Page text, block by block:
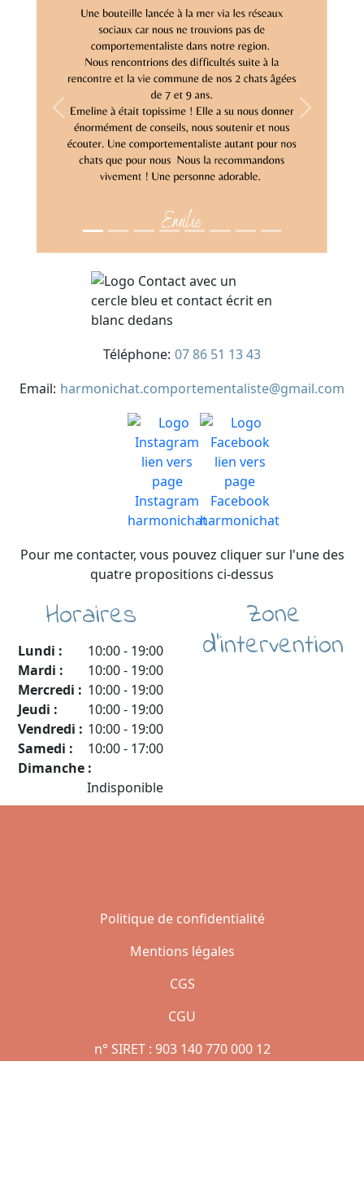
Previous Next
Horaires
Lundi : 10:00- 19:00
Mardi :
10:00- 19:00
Mercredi : 10:00- 19:00
Jeudi :
10:00- 19:00
Vendredi : 10:00- 19:00
Samedi :
10:00- 17:00
Dimanche :
Indisponible
Téléphone: 07 86 51 13 43
Email: harmonichat.comportementaliste@gmail.com
Pour me contacter, vous pouvez cliquer sur l'une des
quatre propositions ci-dessus
Zone
d'intervention
Politique de confidentialité
Mentions légales
CGS
CGU
n° SIRET : 903 140 770 000 12